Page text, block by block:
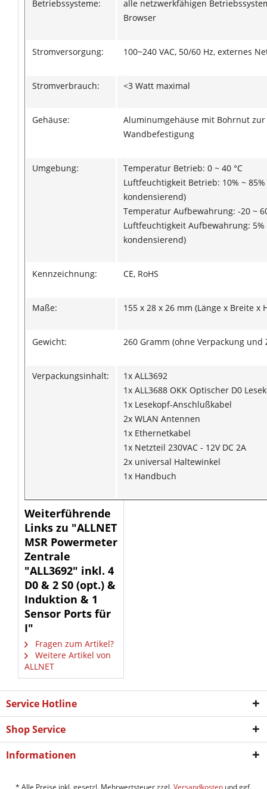
Betriebssysteme:
alle netzwerkfähigen
Browser
Stromversorgung: 100~240 VAC, 50/60 Hz, externes
Stromverbrauch: <3 Watt maximal
Gehäuse:
Aluminumgehäuse mit Bohrnut zur
Wandbefestigung
Umgebung:
Temperatur Betrieb: 0 ~ 40 °C
Luftfeuchtigkeit Betrieb: 10% ~
kondensierend)
Temperatur Aufbewahrung: -20 ~
Luftfeuchtigkeit Aufbewahrung: 5%
kondensierend)
Kennzeichnung: CE, RoHS
Maße: 155 x 28 x 26 mm (Länge x Breite x
Gewicht: 260 Gramm (ohne Verpackung und
Verpackungsinhalt:
1x ALL3692
1x ALL3688 OKK Optischer D0
1x Lesekopf-Anschlußkabel
2x WLAN Antennen
1x Ethernetkabel
1x Netzteil 230VAC - 12V DC 2A
2x universal Haltewinkel
1x Handbuch
Weiterführende
Links zu "ALLNET
MSR Powermeter
Zentrale
"ALL3692" inkl. 4
D0 & 2 S0 (opt.) &
Induktion & 1
Sensor Ports für
I"
Fragen zum Artikel?
Weitere Artikel von
ALLNET
Service Hotline
Shop Service
Informationen